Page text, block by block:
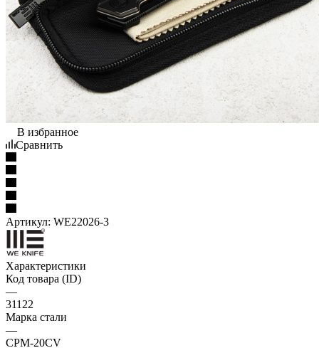
В избранное
Сравнить
Артикул: WE22026-3
Характеристики
Код товара (ID)
—
31122
Марка стали
—
CPM-20CV